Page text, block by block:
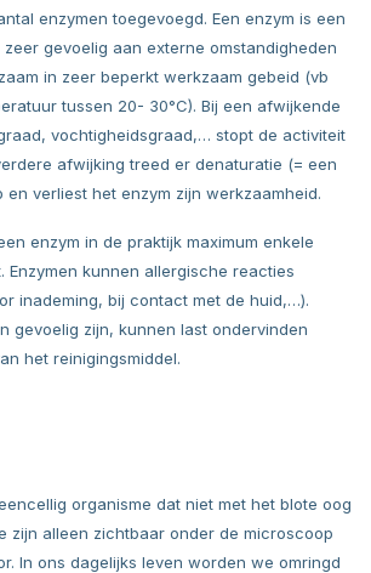
enzymen toegevoegd. Een enzym is een
gevoelig aan externe omstandigheden
in zeer beperkt werkzaam gebeid (vb
tussen 20- 30°C). Bij een afwijkende
vochtigheidsgraad,… stopt de activiteit
afwijking treed er denaturatie (= een
en verliest het enzym zijn werkzaamheid.
enzym in de praktijk maximum enkele
Enzymen kunnen allergische reacties
inademing, bij contact met de huid,…).
gevoelig zijn, kunnen last ondervinden
het reinigingsmiddel.
organisme dat niet met het blote oog
zijn alleen zichtbaar onder de microscoop
In ons dagelijks leven worden we omringd